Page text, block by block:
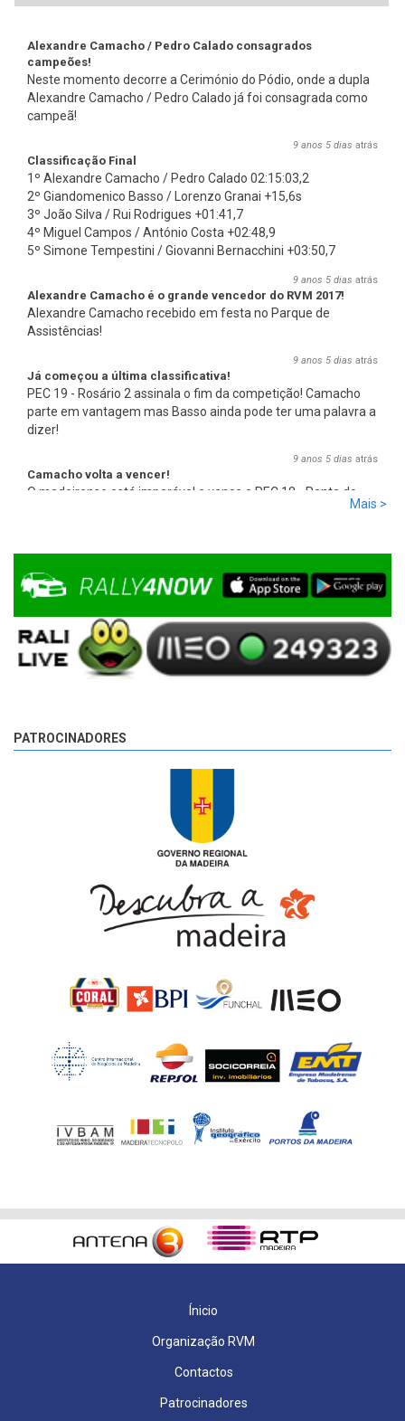
Alexandre Camacho / Pedro Calado consagrados
campeões!
Neste momento decorre a Cerimónio do Pódio, onde a dupla
Alexandre Camacho / Pedro Calado já foi consagrada como
campeã!
9 anos 5 dias atrás
Classificação Final
1º Alexandre Camacho / Pedro Calado 02:15:03,2
2º Giandomenico Basso / Lorenzo Granai +15,6s
3º João Silva / Rui Rodrigues +01:41,7
4º Miguel Campos / António Costa +02:48,9
5º Simone Tempestini / Giovanni Bernacchini +03:50,7
9 anos 5 dias atrás
Alexandre Camacho é o grande vencedor do RVM 2017!
Alexandre Camacho recebido em festa no Parque de
Assistências!
9 anos 5 dias atrás
Já começou a última classificativa!
PEC 19 - Rosário 2 assinala o fim da competição! Camacho
parte em vantagem mas Basso ainda pode ter uma palavra a
dizer!
9 anos 5 dias atrás
Camacho volta a vencer!
O madeirense está imparável e vence a PEC 18 - Ponta do
Pargo 2, com 00:08:08,0, mais 2,7s que Basso e mais 17,8sMais >
PATROCINADORES
Ínicio
Organização RVM
Contactos
Patrocinadores